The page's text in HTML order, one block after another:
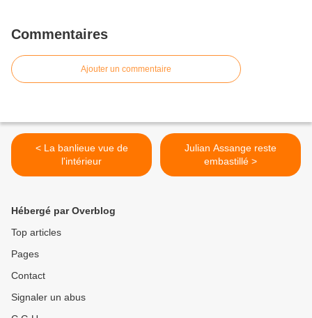
Commentaires
Ajouter un commentaire
< La banlieue vue de
l'intérieur
Julian Assange reste
embastillé >
Hébergé par Overblog
Top articles
Pages
Contact
Signaler un abus